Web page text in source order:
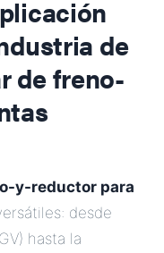
de
de freno-
y-reductor para
desde
hasta la